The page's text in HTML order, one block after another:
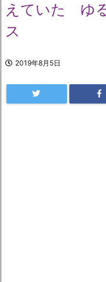
えていた ゆ
ス
2019年8月5日